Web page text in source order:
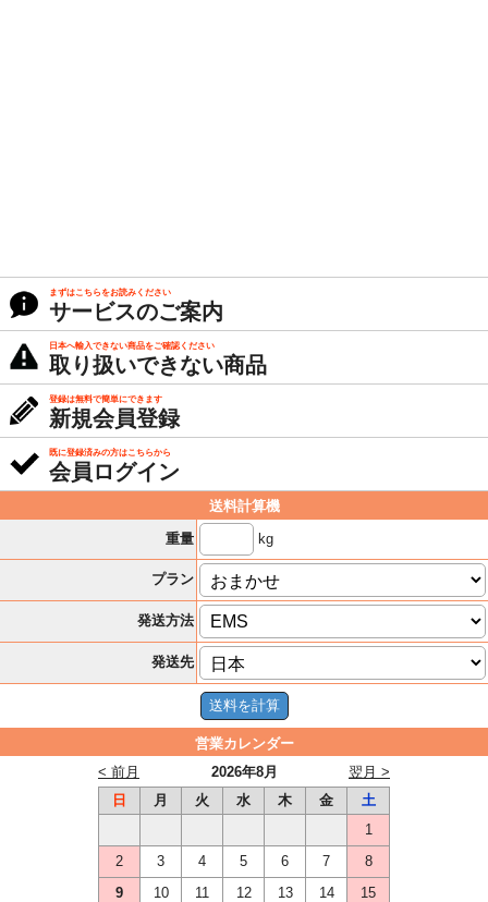
まずはこちらをお読みください
サービスのご案内
日本へ輸入できない商品をご確認ください
取り扱いできない商品
登録は無料で簡単にできます
新規会員登録
既に登録済みの方はこちらから
会員ログイン
送料計算機
重量
kg
プラン
発送方法
発送先
営業カレンダー
2026年8月
< 前月
翌月 >
日
月 火 水 木 金
土
1
2
3 4 5 6 7
8
9
10 11 12 13 14
15